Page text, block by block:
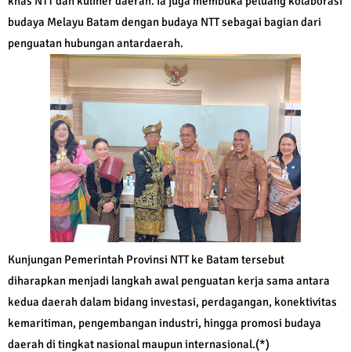
budaya Melayu Batam dengan budaya NTT sebagai bagian dari
penguatan hubungan antardaerah.
Kunjungan Pemerintah Provinsi NTT ke Batam tersebut
diharapkan menjadi langkah awal penguatan kerja sama antara
kedua daerah dalam bidang investasi, perdagangan, konektivitas
kemaritiman, pengembangan industri, hingga promosi budaya
daerah di tingkat nasional maupun internasional.(*)